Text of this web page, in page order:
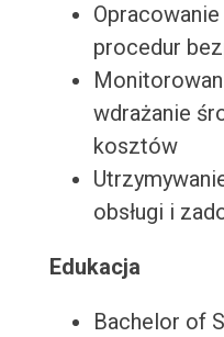
procedur
wdrażanie
kosztów
obsługi i
Edukacja
Bachelor of